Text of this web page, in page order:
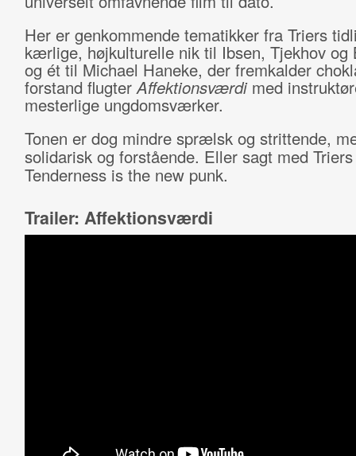
Her er genkommende tematikker fra Triers
kærlige, højkulturelle nik til Ibsen, Tjekhov og
og ét til Michael Haneke, der fremkalder
forstand flugterAffektionsværdi med
mesterlige ungdomsværker.
Tonen er dog mindre sprælsk og strittende,
solidarisk og forstående. Eller sagt med
Tenderness is the new punk.
Trailer: Affektionsværdi